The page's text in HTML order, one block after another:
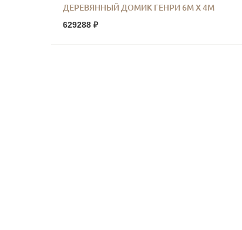
ДЕРЕВЯННЫЙ ДОМИК ГЕНРИ 6М Х 4М
629288 ₽